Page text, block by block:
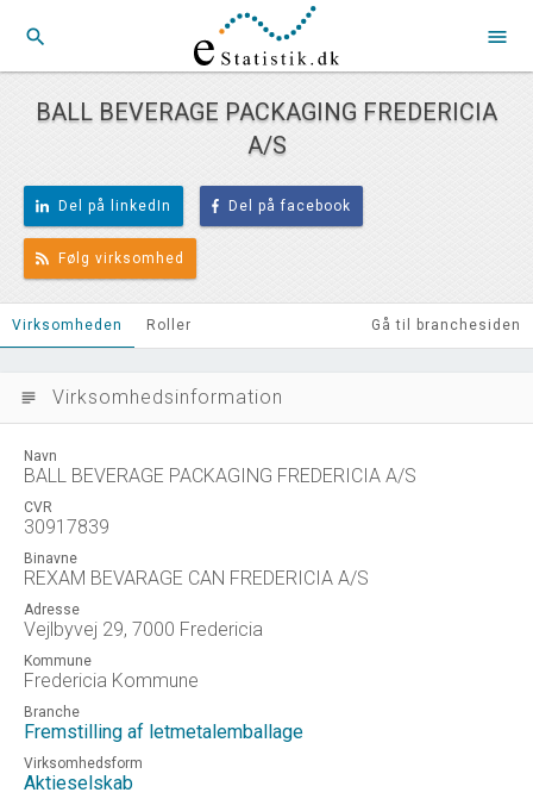
search menu
BALL BEVERAGE PACKAGING FREDERICIA
A/S
Del på linkedIn Del på facebook
Følg virksomhed
Virksomheden Roller Gå til branchesiden
subject Virksomhedsinformation
Navn
BALL BEVERAGE PACKAGING FREDERICIA A/S
CVR
30917839
Binavne
REXAM BEVARAGE CAN FREDERICIA A/S
Adresse
Vejlbyvej 29, 7000 Fredericia
Kommune
Fredericia Kommune
Branche
Fremstilling af letmetalemballage
Virksomhedsform
Aktieselskab